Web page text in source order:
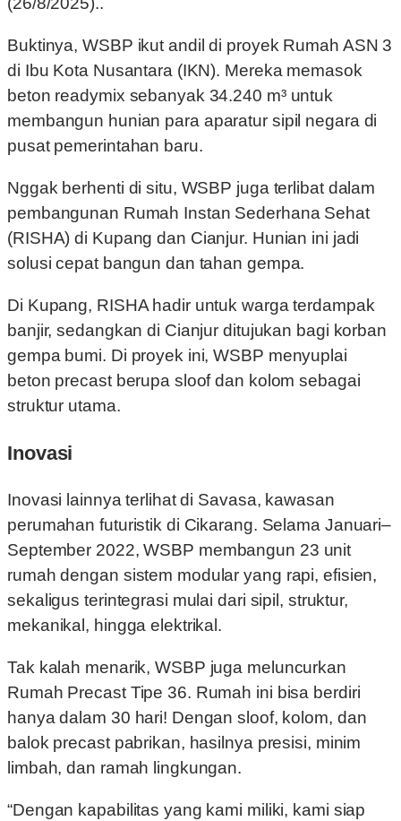
Buktinya, WSBP ikut andil di proyek Rumah ASN 3
di Ibu Kota Nusantara (IKN). Mereka memasok
beton readymix sebanyak 34.240 m³ untuk
membangun hunian para aparatur sipil negara di
pusat pemerintahan baru.
Nggak berhenti di situ, WSBP juga terlibat dalam
pembangunan Rumah Instan Sederhana Sehat
(RISHA) di Kupang dan Cianjur. Hunian ini jadi
solusi cepat bangun dan tahan gempa.
Di Kupang, RISHA hadir untuk warga terdampak
banjir, sedangkan di Cianjur ditujukan bagi korban
gempa bumi. Di proyek ini, WSBP menyuplai
beton precast berupa sloof dan kolom sebagai
struktur utama.
Inovasi
Inovasi lainnya terlihat di Savasa, kawasan
perumahan futuristik di Cikarang. Selama Januari–
September 2022, WSBP membangun 23 unit
rumah dengan sistem modular yang rapi, efisien,
sekaligus terintegrasi mulai dari sipil, struktur,
mekanikal, hingga elektrikal.
Tak kalah menarik, WSBP juga meluncurkan
Rumah Precast Tipe 36. Rumah ini bisa berdiri
hanya dalam 30 hari! Dengan sloof, kolom, dan
balok precast pabrikan, hasilnya presisi, minim
limbah, dan ramah lingkungan.
“Dengan kapabilitas yang kami miliki, kami siap